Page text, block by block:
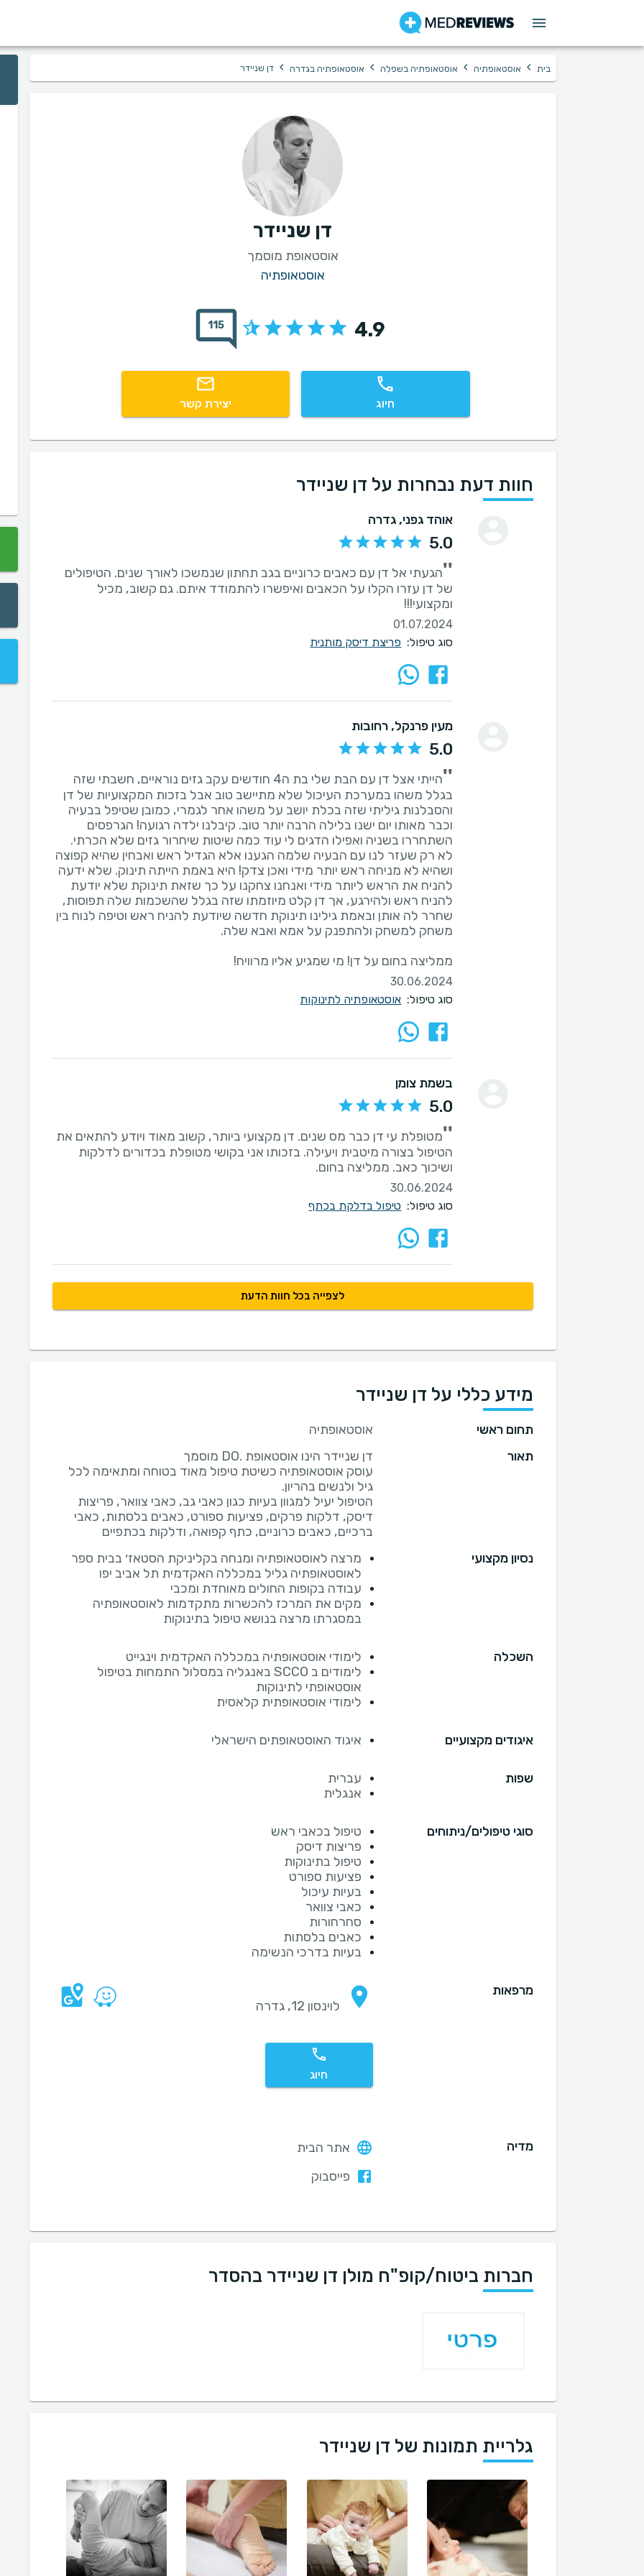
בית › אוסטאופתיה › אוסטאופתיה בשפלה › אוסטאופתיה בגדרה › דן שניידר
דן שניידר
אוסטאופת מוסמך
אוסטאופתיה
4.9
115
חיוג יצירת קשר
חוות דעת נבחרות על דן שניידר
אוהד גפני, גדרה
5.0
''הגעתי אל דן עם כאבים כרוניים בגב תחתון שנמשכו לאורך שנים. הטיפולים
של דן עזרו הקלו על הכאבים ואיפשרו להתמודד איתם. גם קשוב, מכיל
ומקצועי!!!
01.07.2024
סוג טיפול: פריצת דיסק מותנית
מעין פרנקל, רחובות
5.0
''
הייתי אצל דן עם הבת שלי בת ה4 חודשים עקב גזים נוראיים, חשבתי שזה
בגלל משהו במערכת העיכול שלא מתיישב טוב אבל בזכות המקצועיות של דן
והסבלנות גיליתי שזה בכלת יושב על משהו אחר לגמרי, כמובן שטיפל בבעיה
וכבר מאותו יום ישנו בלילה הרבה יותר טוב. קיבלנו ילדה רגועה! הגרפסים
לא רק שעזר לנו עם הבעיה שלמה הגענו אלא הגדיל ראש ואבחין שהיא קפוצה
ושהיא לא מניחה ראש יותר מידי ואכן צדק! היא באמת הייתה תינוק. שלא ידעה
להניח את הראש ליותר מידי ואנחנו צחקנו על כך שזאת תינוקת שלא יודעת
להניח ראש ולהירגע, אך דן קלט מיוזמתו שזה בגלל שהשכמות שלה תפוסות,
שחרר לה אותן ובאמת גילינו תינוקת חדשה שיודעת להניח ראש וטיפה לנוח בין
ממליצה בחום על דן! מי שמגיע אליו מרוויח!
30.06.2024
סוג טיפול: אוסטאופתיה לתינוקות
בשמת צומן
5.0
''מטופלת עי דן כבר מס שנים. דן מקצועי ביותר, קשוב מאוד ויודע להתאים את
הטיפול בצורה מיטבית ויעילה. בזכותו אני בקושי מטופלת בכדורים לדלקות
ושיכוך כאב. ממליצה בחום.
30.06.2024
סוג טיפול: טיפול בדלקת בכתף
לצפייה בכל חוות הדעת
מידע כללי על דן שניידר
תחום ראשי
אוסטאופתיה
תאור
עוסק אוסטאופתיה כשיטת טיפול מאוד בטוחה ומתאימה לכל
הטיפול יעיל למגוון בעיות כגון כאבי גב, כאבי צוואר, פריצות
דיסק, דלקות פרקים, פציעות ספורט, כאבים בלסתות, כאבי
ברכיים, כאבים כרוניים, כתף קפואה, ודלקות בכתפיים
נסיון מקצועי
מרצה לאוסטאופתיה ומנחה בקליניקת הסטאז׳ בבית ספר
לאוסטאופתיה גליל במכללה האקדמית תל אביב יפו
עבודה בקופות החולים מאוחדת ומכבי
מקים את המרכז להכשרות מתקדמות לאוסטאופתיה
במסגרתו מרצה בנושא טיפול בתינוקות
השכלה
לימודי אוסטאופתיה במכללה האקדמית וינגייט
לימודים ב SCCO באנגליה במסלול התמחות בטיפול
אוסטאופתי לתינוקות
לימודי אוסטאופתית קלאסית
איגודים מקצועיים איגוד האוסטאופתים הישראלי
שפות
עברית
אנגלית
סוגי טיפולים/ניתוחים
טיפול בכאבי ראש
פריצות דיסק
טיפול בתינוקות
פציעות ספורט
בעיות עיכול
כאבי צוואר
סחרחורות
כאבים בלסתות
בעיות בדרכי הנשימה
מרפאות
לוינסון 12, גדרה
חיוג
מדיה
אתר הבית
פייסבוק
חברות ביטוח/קופ"ח מולן דן שניידר בהסדר
גלריית תמונות של דן שניידר